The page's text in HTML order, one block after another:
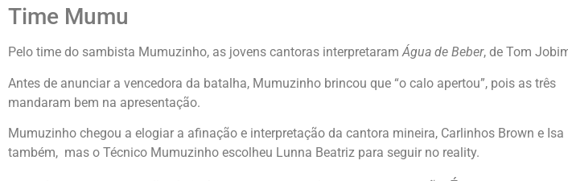
Time Mumu
Pelo time do sambista Mumuzinho, as jovens cantoras interpretaramÁgua de Beber, de Tom
Antes de anunciar a vencedora da batalha, Mumuzinho brincou que “o calo apertou”, pois as três
mandaram bem na apresentação.
Mumuzinho chegou a elogiar a afinação e interpretação da cantora mineira, Carlinhos Brown e Isa
também, mas o Técnico Mumuzinho escolheu Lunna Beatriz para seguir no reality.